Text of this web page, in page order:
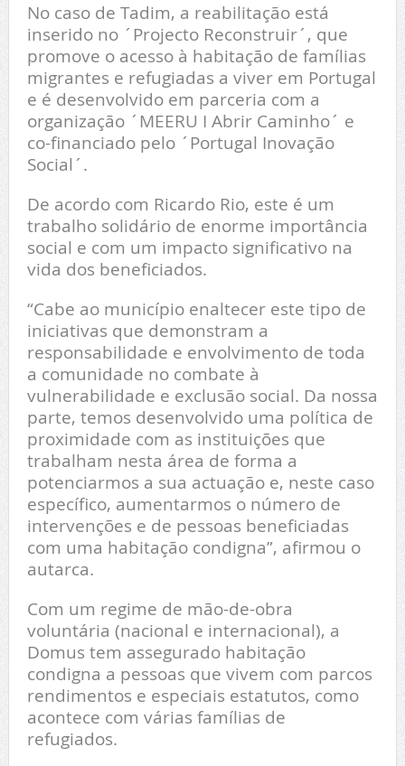
No caso de Tadim, a reabilitação está
inserido no ´Projecto Reconstruir´, que
promove o acesso à habitação de famílias
migrantes e refugiadas a viver em Portugal
e é desenvolvido em parceria com a
organização ´MEERU I Abrir Caminho´ e
co-financiado pelo ´Portugal Inovação
Social´.
De acordo com Ricardo Rio, este é um
trabalho solidário de enorme importância
social e com um impacto significativo na
vida dos beneficiados.
“Cabe ao município enaltecer este tipo de
iniciativas que demonstram a
responsabilidade e envolvimento de toda
a comunidade no combate à
vulnerabilidade e exclusão social. Da nossa
parte, temos desenvolvido uma política de
proximidade com as instituições que
trabalham nesta área de forma a
potenciarmos a sua actuação e, neste caso
específico, aumentarmos o número de
intervenções e de pessoas beneficiadas
com uma habitação condigna”, afirmou o
autarca.
Com um regime de mão-de-obra
voluntária (nacional e internacional), a
Domus tem assegurado habitação
condigna a pessoas que vivem com parcos
rendimentos e especiais estatutos, como
acontece com várias famílias de
refugiados.